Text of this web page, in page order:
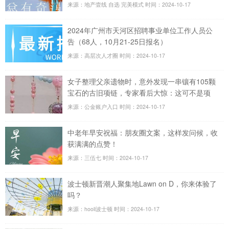
来源：地产壹线 自选 完美模式 时间：2024-10-17
2024年广州市天河区招聘事业单位工作人员公
告（68人，10月21-25日报名）
来源：高层次人才圈 时间：2024-10-17
女子整理父亲遗物时，意外发现一串镶有105颗
宝石的古旧项链，专家看后大惊：这可不是项
链！
来源：公金账户入口 时间：2024-10-17
中老年早安祝福：朋友圈文案，这样发问候，收
获满满的点赞！
来源：三伍七 时间：2024-10-17
波士顿新晋潮人聚集地Lawn on D，你来体验了
吗？
来源：hooli波士顿 时间：2024-10-17